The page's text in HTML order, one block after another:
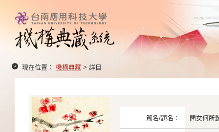
現在位置： 機構典藏 > 詳目
篇名/題名： 問女何所